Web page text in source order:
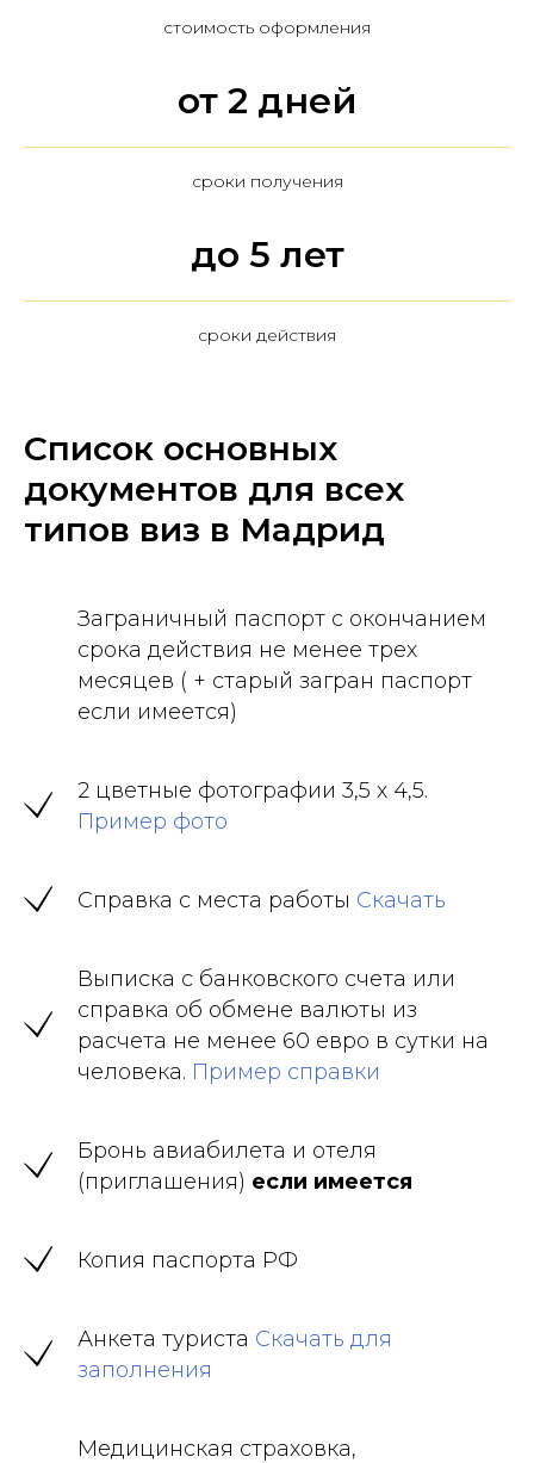
стоимость оформления
от 2 дней
сроки получения
до 5 лет
сроки действия
Список основных
документов для всех
типов виз в Мадрид
Заграничный паспорт с окончанием
срока действия не менее трех
месяцев ( + старый загран паспорт
если имеется)
2 цветные фотографии 3,5 х 4,5.
Пример фото
Справка с места работы Скачать
Выписка с банковского счета или
справка об обмене валюты из
расчета не менее 60 евро в сутки на
человека. Пример справки
Бронь авиабилета и отеля
(приглашения) если имеется
Копия паспорта РФ
Анкета туриста Скачать для
заполнения
Медицинская страховка,